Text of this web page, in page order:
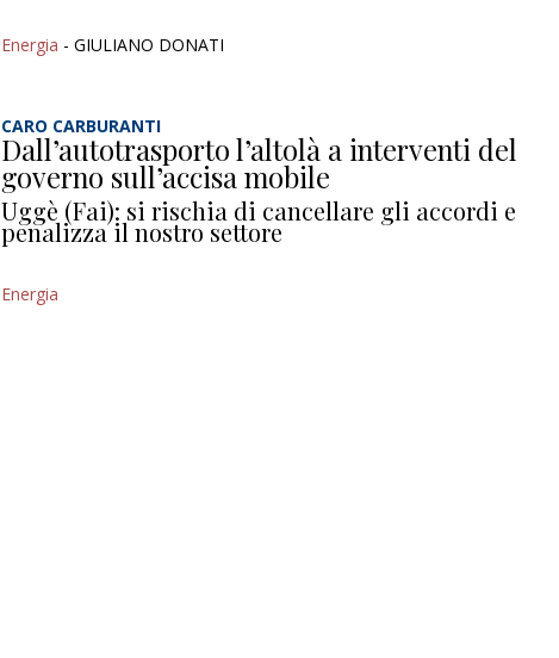
Energia - GIULIANO DONATI
CARO CARBURANTI
Dall’autotrasporto l’altolà a interventi del
governo sull’accisa mobile
Uggè (Fai): si rischia di cancellare gli accordi e
penalizza il nostro settore
Energia